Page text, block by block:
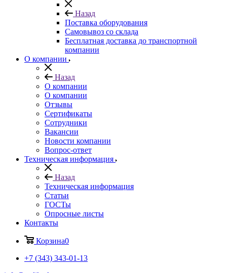
Назад
Поставка оборудования
Самовывоз со склада
Бесплатная доставка до транспортной
компании
О компании
Назад
О компании
О компании
Отзывы
Сертификаты
Сотрудники
Вакансии
Новости компании
Вопрос-ответ
Техническая информация
Назад
Техническая информация
Статьи
ГОСТы
Опросные листы
Контакты
Корзина0
+7 (343) 343-01-13